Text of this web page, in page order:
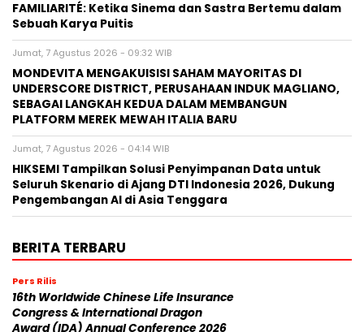
FAMILIARITÉ: Ketika Sinema dan Sastra Bertemu dalam
Sebuah Karya Puitis
Jumat, 7 Agustus 2026 - 09:32 WIB
MONDEVITA MENGAKUISISI SAHAM MAYORITAS DI
UNDERSCORE DISTRICT, PERUSAHAAN INDUK MAGLIANO,
SEBAGAI LANGKAH KEDUA DALAM MEMBANGUN
PLATFORM MEREK MEWAH ITALIA BARU
Jumat, 7 Agustus 2026 - 04:14 WIB
HIKSEMI Tampilkan Solusi Penyimpanan Data untuk
Seluruh Skenario di Ajang DTI Indonesia 2026, Dukung
Pengembangan AI di Asia Tenggara
BERITA TERBARU
Pers Rilis
16th Worldwide Chinese Life Insurance
Congress & International Dragon
Award (IDA) Annual Conference 2026